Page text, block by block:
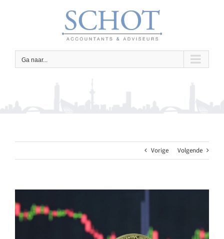
Ga naar...
Vorige Volgende
grotere
afbeelding